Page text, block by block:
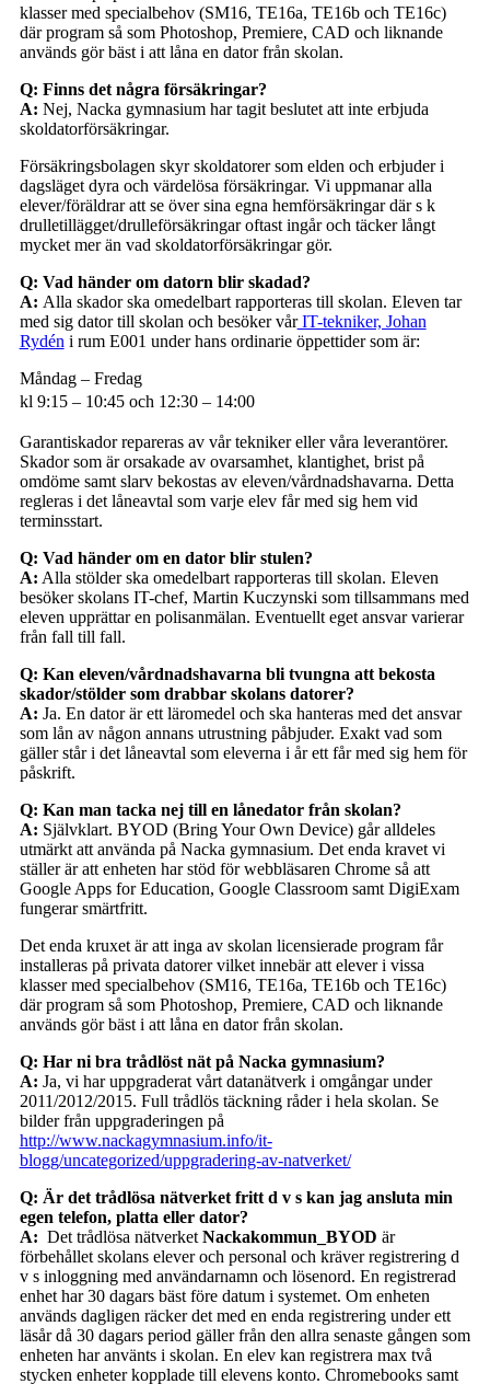
klasser med specialbehov (SM16, TE16a, TE16b och TE16c)
där program så som Photoshop, Premiere, CAD och liknande
används gör bäst i att låna en dator från skolan.
Q: Finns det några försäkringar?
A: Nej, Nacka gymnasium har tagit beslutet att inte erbjuda
skoldatorförsäkringar.
Försäkringsbolagen skyr skoldatorer som elden och erbjuder i
dagsläget dyra och värdelösa försäkringar. Vi uppmanar alla
elever/föräldrar att se över sina egna hemförsäkringar där s k
drulletillägget/drulleförsäkringar oftast ingår och täcker långt
mycket mer än vad skoldatorförsäkringar gör.
Q: Vad händer om datorn blir skadad?
A: Alla skador ska omedelbart rapporteras till skolan. Eleven tar
med sig dator till skolan och besöker vårIT-tekniker, Johan
Rydén i rum E001 under hans ordinarie öppettider som är:
Måndag – Fredag
kl 9:15 – 10:45 och 12:30 – 14:00
Garantiskador repareras av vår tekniker eller våra leverantörer.
Skador som är orsakade av ovarsamhet, klantighet, brist på
omdöme samt slarv bekostas av eleven/vårdnadshavarna. Detta
regleras i det låneavtal som varje elev får med sig hem vid
terminsstart.
Q: Vad händer om en dator blir stulen?
A: Alla stölder ska omedelbart rapporteras till skolan. Eleven
besöker skolans IT-chef, Martin Kuczynski som tillsammans med
eleven upprättar en polisanmälan. Eventuellt eget ansvar varierar
från fall till fall.
Q: Kan eleven/vårdnadshavarna bli tvungna att bekosta
skador/stölder som drabbar skolans datorer?
A: Ja. En dator är ett läromedel och ska hanteras med det ansvar
som lån av någon annans utrustning påbjuder. Exakt vad som
gäller står i det låneavtal som eleverna i år ett får med sig hem för
påskrift.
Q: Kan man tacka nej till en lånedator från skolan?
A: Självklart. BYOD (Bring Your Own Device) går alldeles
utmärkt att använda på Nacka gymnasium. Det enda kravet vi
ställer är att enheten har stöd för webbläsaren Chrome så att
Google Apps for Education, Google Classroom samt DigiExam
fungerar smärtfritt.
Det enda kruxet är att inga av skolan licensierade program får
installeras på privata datorer vilket innebär att elever i vissa
klasser med specialbehov (SM16, TE16a, TE16b och TE16c)
där program så som Photoshop, Premiere, CAD och liknande
används gör bäst i att låna en dator från skolan.
Q: Har ni bra trådlöst nät på Nacka gymnasium?
A: Ja, vi har uppgraderat vårt datanätverk i omgångar under
2011/2012/2015. Full trådlös täckning råder i hela skolan. Se
bilder från uppgraderingen på
http://www.nackagymnasium.info/it-
blogg/uncategorized/uppgradering-av-natverket/
Q: Är det trådlösa nätverket fritt d v s kan jag ansluta min
egen telefon, platta eller dator?
A: Det trådlösa nätverket Nackakommun_BYOD är
förbehållet skolans elever och personal och kräver registrering d
v s inloggning med användarnamn och lösenord. En registrerad
enhet har 30 dagars bäst före datum i systemet. Om enheten
används dagligen räcker det med en enda registrering under ett
läsår då 30 dagars period gäller från den allra senaste gången som
enheten har använts i skolan. En elev kan registrera max två
stycken enheter kopplade till elevens konto. Chromebooks samt